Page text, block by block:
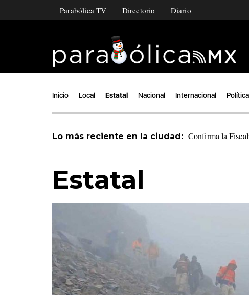
Parabólica TV Directorio Diario
Inicio Local Estatal Nacional Internacional Política
Lo más reciente en la ciudad: Confirma la
Estatal